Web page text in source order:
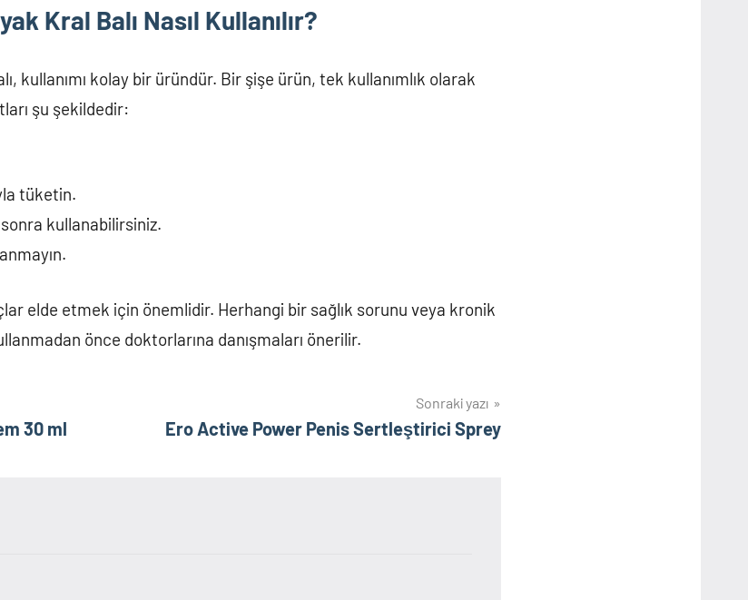
Kral Balı Nasıl Kullanılır?
kullanımı kolay bir üründür. Bir şişe ürün, tek kullanımlık olarak
şu şekildedir:
tüketin.
kullanabilirsiniz.
elde etmek için önemlidir. Herhangi bir sağlık sorunu veya kronik
önce doktorlarına danışmaları önerilir.
30 ml
Sonraki yazı
Ero Active Power Penis Sertleştirici Sprey